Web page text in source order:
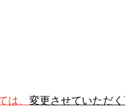
は、 変更させていただ